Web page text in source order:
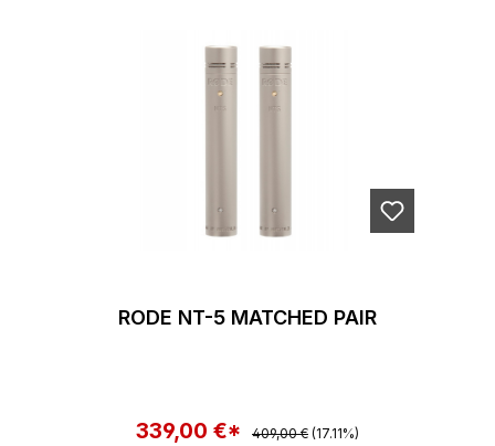
RODE NT-5 MATCHED PAIR
Verkaufspreis:
339,00 €* Regulärer Preis:
409,00 € (17.11%)